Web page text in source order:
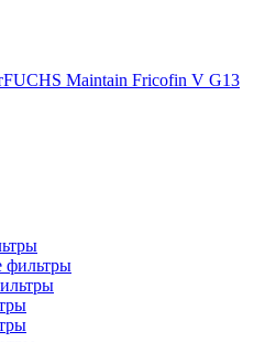
FUCHS Maintain Fricofin V G13
фильтры